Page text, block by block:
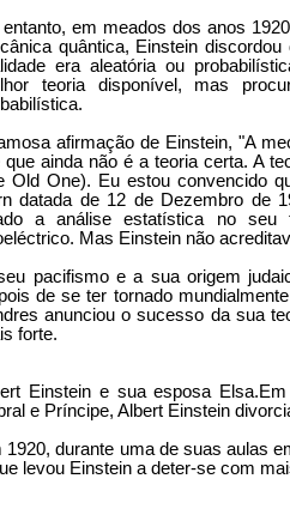
entanto, em meados dos anos
quântica, Einstein
era aleatória ou
teoria disponível, mas
afirmação de Einstein, "A
que ainda não é a teoria certa. A
Old One). Eu estou convencido
datada de 12 de Dezembro de
a análise estatística no seu
Mas Einstein não
pacifismo e a sua origem
de se ter tornado
anunciou o sucesso da sua
forte.
Einstein e sua esposa
e Príncipe, Albert Einstein
1920, durante uma de suas aulas
levou Einstein a deter-se com